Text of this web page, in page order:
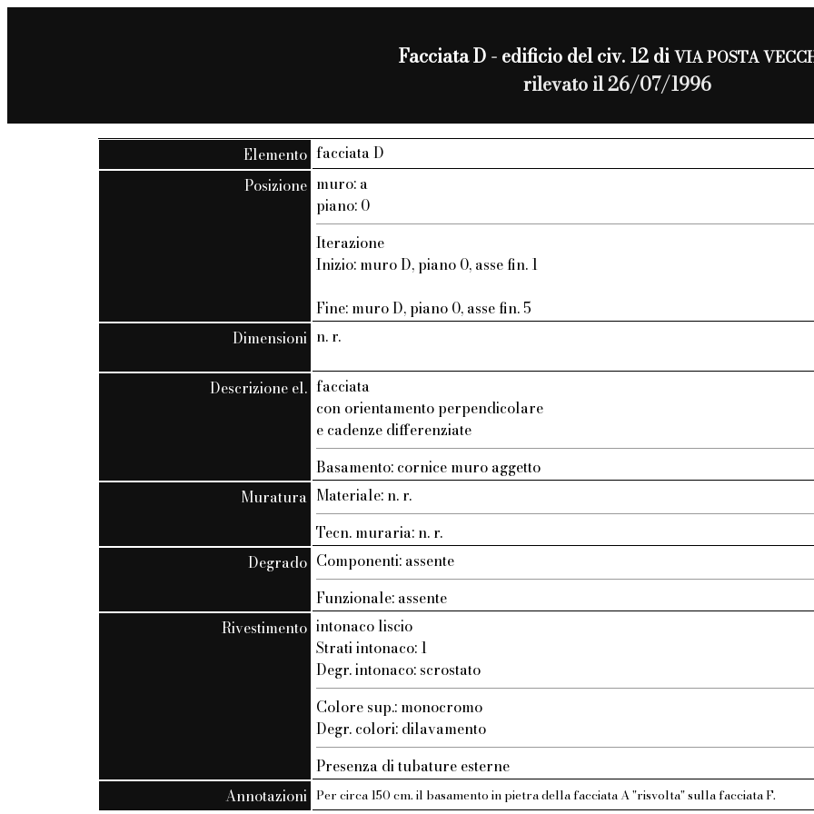
Facciata D - edificio del civ. 12 diVIA POSTA
rilevato il 26/07/1996
Elemento facciata D
Posizione muro: a
piano: 0
Iterazione
Inizio: muro D, piano 0, asse fin. 1
Fine: muro D, piano 0, asse fin. 5
Dimensioni n. r.
Descrizione el. facciata
con orientamento perpendicolare
e cadenze differenziate
Basamento: cornice muro aggetto
Muratura Materiale: n. r.
Tecn. muraria: n. r.
Degrado Componenti: assente
Funzionale: assente
Rivestimento intonaco liscio
Strati intonaco: 1
Degr. intonaco: scrostato
Colore sup.: monocromo
Degr. colori: dilavamento
Presenza di tubature esterne
Annotazioni Per circa 150 cm. il basamento in pietra della facciata A "risvolta" sulla facciata F.